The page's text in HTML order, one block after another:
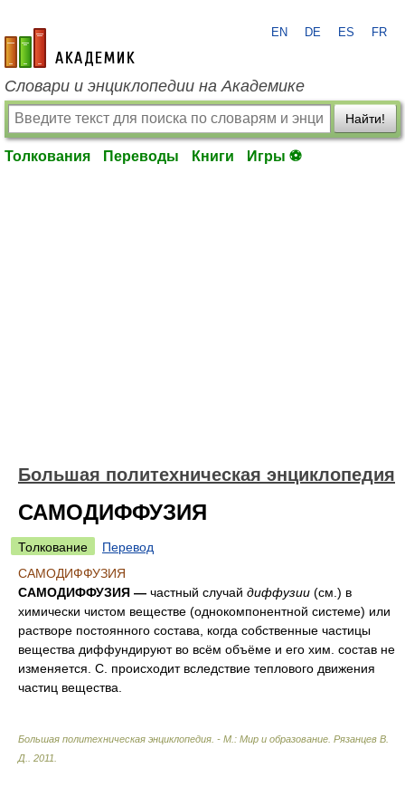
academic.ru
EN DE ES FR
Словари и энциклопедии на Академике
Найти!
Толкования Переводы Книги Игры ⚽
Большая политехническая энциклопедия
САМОДИФФУЗИЯ
Толкование
Перевод
САМОДИФФУЗИЯ
САМОДИФФУЗИЯ — частный случай диффузии (см.) в
химически чистом веществе (однокомпонентной системе) или
растворе постоянного состава, когда собственные частицы
вещества диффундируют во всём объёме и его хим. состав не
изменяется. С. происходит вследствие теплового движения
частиц вещества.
Большая политехническая энциклопедия. - М.: Мир и образование Рязанцев В.
Д.
2011